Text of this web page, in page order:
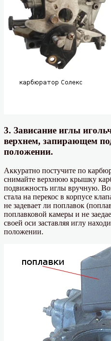
3. Зависание иглы
верхнем, запирающем
положении.
Аккуратно постучите по
снимайте верхнюю крышку
подвижность иглы вручную.
стала на перекос в корпусе
не задевает ли поплавок
поплавковой камеры и не
своей оси заставляя иглу
положении.